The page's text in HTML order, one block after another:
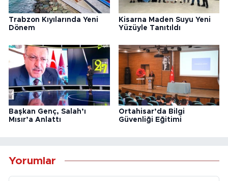
Trabzon Kıyılarında Yeni
Dönem
Kisarna Maden Suyu Yeni
Yüzüyle Tanıtıldı
Başkan Genç, Salah’ı
Mısır’a Anlattı
Ortahisar’da Bilgi
Güvenliği Eğitimi
Yorumlar